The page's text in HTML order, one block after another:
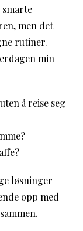
smarte
men det
rutiner.
min
å reise seg
løsninger
opp med